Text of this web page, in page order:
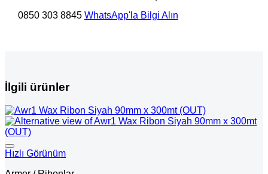
0850 303 8845 WhatsApp'la Bilgi Alın
İlgili ürünler
Hızlı Görünüm